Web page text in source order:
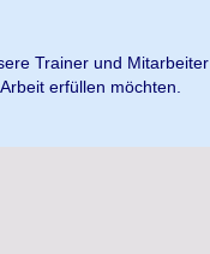
Trainer und Mitarbeiter
erfüllen möchten.